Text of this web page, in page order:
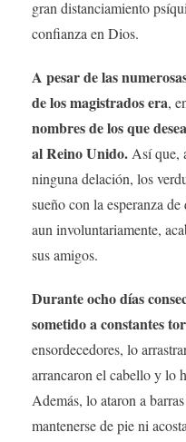
gran distanciamiento
confianza en Dios.
A pesar de las
de los magistrados era,
nombres de los que
al Reino Unido.Así que,
ninguna delación, los
sueño con la esperanza
aun involuntariamente,
sus amigos.
Durante ocho días
sometido a constantes
ensordecedores, lo
arrancaron el cabello y lo
Además, lo ataron a
mantenerse de pie ni